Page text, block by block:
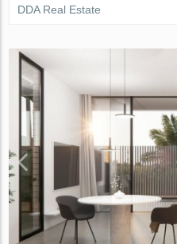
DDA Real Estate